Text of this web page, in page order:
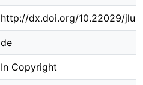
http://dx.doi.org/10.22029/
de
In Copyright